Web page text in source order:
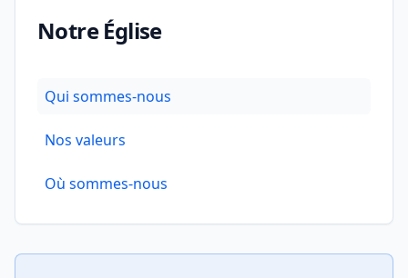
Notre Église
Qui sommes-nous
Nos valeurs
Où sommes-nous